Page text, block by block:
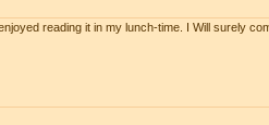
reading it in my lunch-time. I Will surely